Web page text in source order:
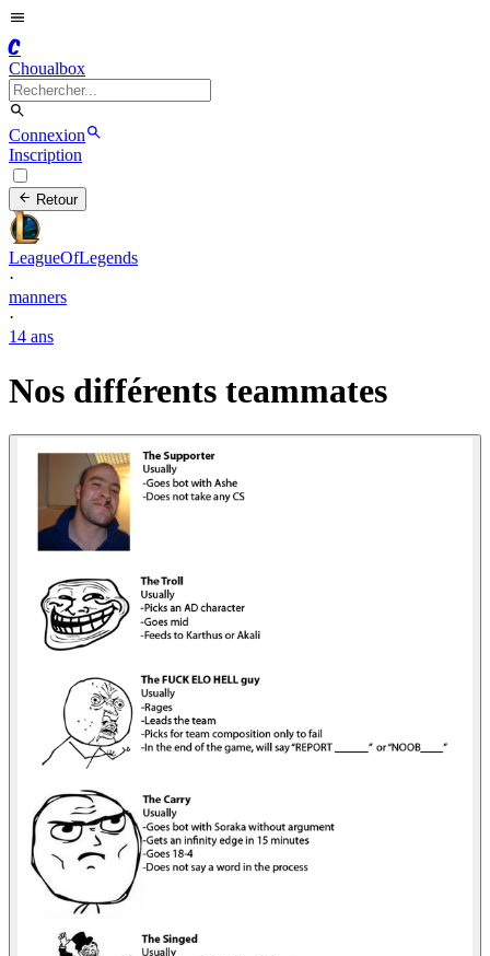
C
Choualbox
Connexion
Inscription
Retour
LeagueOfLegends
·
manners
·
14 ans
Nos différents teammates